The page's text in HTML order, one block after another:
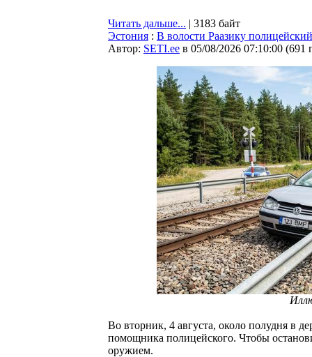
Читать дальше... | 3183 байт
Эстония : В волости Раазику
Автор: SETI.ee в 05/08/2026 07:10:00 (691
Во вторник, 4 августа, около полудня в
помощника полицейского. Чтобы
оружием.